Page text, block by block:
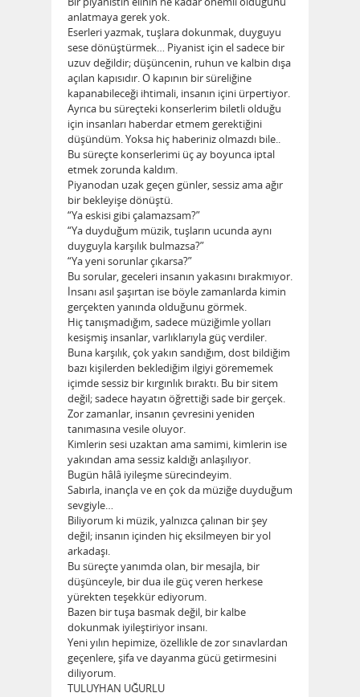
anlatmaya gerek yok.
Eserleri yazmak, tuşlara dokunmak, duyguyu
sese dönüştürmek… Piyanist için el sadece bir
uzuv değildir; düşüncenin, ruhun ve kalbin dışa
açılan kapısıdır. O kapının bir süreliğine
kapanabileceği ihtimali, insanın içini ürpertiyor.
Ayrıca bu süreçteki konserlerim biletli olduğu
için insanları haberdar etmem gerektiğini
düşündüm. Yoksa hiç haberiniz olmazdı bile..
Bu süreçte konserlerimi üç ay boyunca iptal
etmek zorunda kaldım.
Piyanodan uzak geçen günler, sessiz ama ağır
bir bekleyişe dönüştü.
“Ya eskisi gibi çalamazsam?”
“Ya duyduğum müzik, tuşların ucunda aynı
duyguyla karşılık bulmazsa?”
“Ya yeni sorunlar çıkarsa?”
Bu sorular, geceleri insanın yakasını bırakmıyor.
İnsanı asıl şaşırtan ise böyle zamanlarda kimin
gerçekten yanında olduğunu görmek.
Hiç tanışmadığım, sadece müziğimle yolları
kesişmiş insanlar, varlıklarıyla güç verdiler.
Buna karşılık, çok yakın sandığım, dost bildiğim
bazı kişilerden beklediğim ilgiyi görememek
içimde sessiz bir kırgınlık bıraktı. Bu bir sitem
değil; sadece hayatın öğrettiği sade bir gerçek.
Zor zamanlar, insanın çevresini yeniden
tanımasına vesile oluyor.
Kimlerin sesi uzaktan ama samimi, kimlerin ise
yakından ama sessiz kaldığı anlaşılıyor.
Bugün hâlâ iyileşme sürecindeyim.
Sabırla, inançla ve en çok da müziğe duyduğum
sevgiyle…
Biliyorum ki müzik, yalnızca çalınan bir şey
değil; insanın içinden hiç eksilmeyen bir yol
arkadaşı.
Bu süreçte yanımda olan, bir mesajla, bir
düşünceyle, bir dua ile güç veren herkese
yürekten teşekkür ediyorum.
Bazen bir tuşa basmak değil, bir kalbe
dokunmak iyileştiriyor insanı.
Yeni yılın hepimize, özellikle de zor sınavlardan
geçenlere, şifa ve dayanma gücü getirmesini
diliyorum.
TULUYHAN UĞURLU